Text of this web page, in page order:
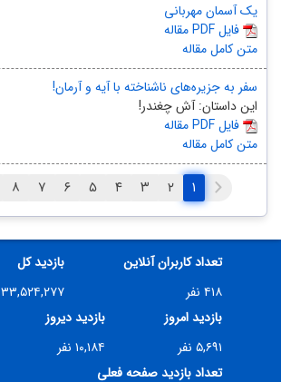
یک آسمان مهربانی
مقاله PDF فایل
متن کامل مقاله
سفر به جزیره‌های ناشناخته با آیه و آرمان!
این داستان: آش چغندر!
مقاله PDF فایل
متن کامل مقاله
۱
تعداد کاربران آنلاین
۴۱۸ نفر
بازدید کل
۳۳,۵۲۴,۲۷۷ نفر
بازدید امروز
۵,۶۹۱ نفر
بازدید دیروز
۱۰,۱۸۴ نفر
تعداد بازدید صفحه فعلی